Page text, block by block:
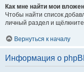
Как мне найти мои
Чтобы найти список
личный раздел и
Вернуться к началу
Информация о